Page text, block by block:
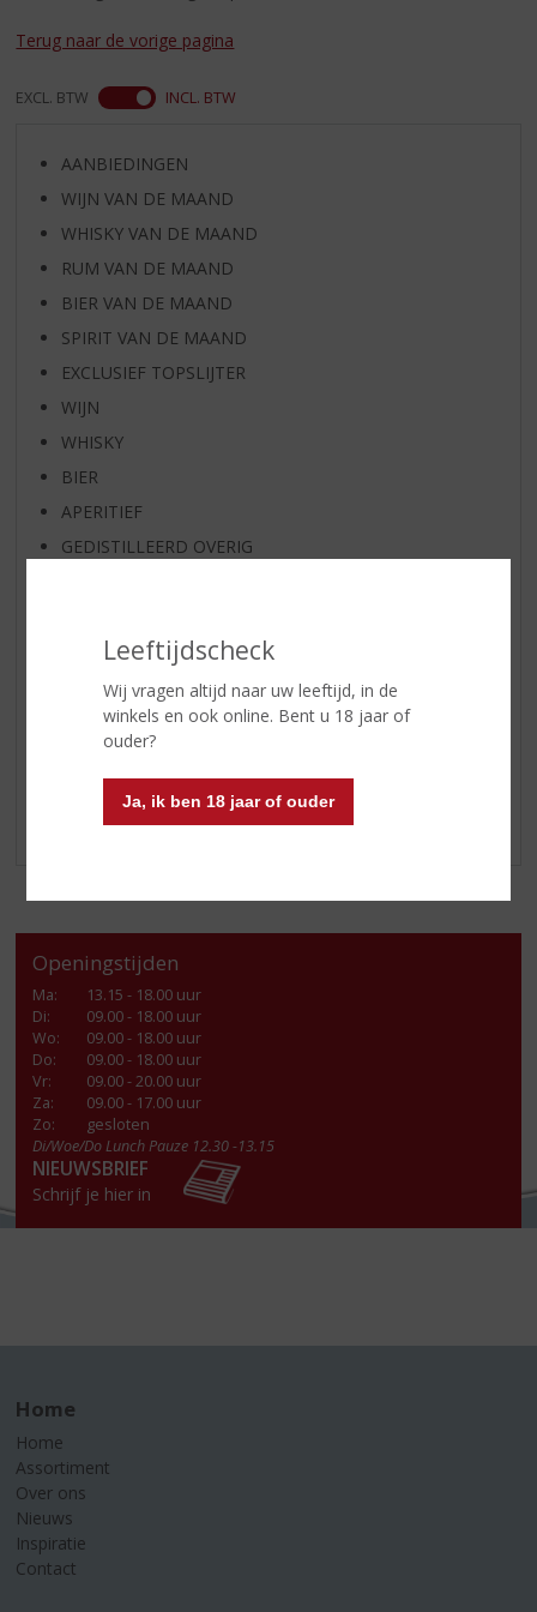
r
n
Leeftijdscheck
Wij vragen altijd naar uw leeftijd, in de
winkels en ook online. Bent u 18 jaar of
ouder?
Ja, ik ben 18 jaar of ouder
Terug naar de vorige pagina
EXCL. BTW INCL. BTW
AANBIEDINGEN
WIJN VAN DE MAAND
WHISKY VAN DE MAAND
RUM VAN DE MAAND
BIER VAN DE MAAND
SPIRIT VAN DE MAAND
EXCLUSIEF TOPSLIJTER
WIJN
WHISKY
BIER
APERITIEF
GEDISTILLEERD OVERIG
FRISDRANK
GLASWERK
GESCHENKVERPAKKING
ALCOHOLVRIJE DRANKEN
VEGAN DRANKEN
Openingstijden
Ma:
13.15 - 18.00 uur
Di:
09.00 - 18.00 uur
Wo:
09.00 - 18.00 uur
Do:
09.00 - 18.00 uur
Vr:
09.00 - 20.00 uur
Za:
09.00 - 17.00 uur
Zo:
gesloten
Di/Woe/Do Lunch Pauze 12.30 -13.15
NIEUWSBRIEF
Schrijf je hier in
Home
Home
Assortiment
Over ons
Nieuws
Inspiratie
Contact